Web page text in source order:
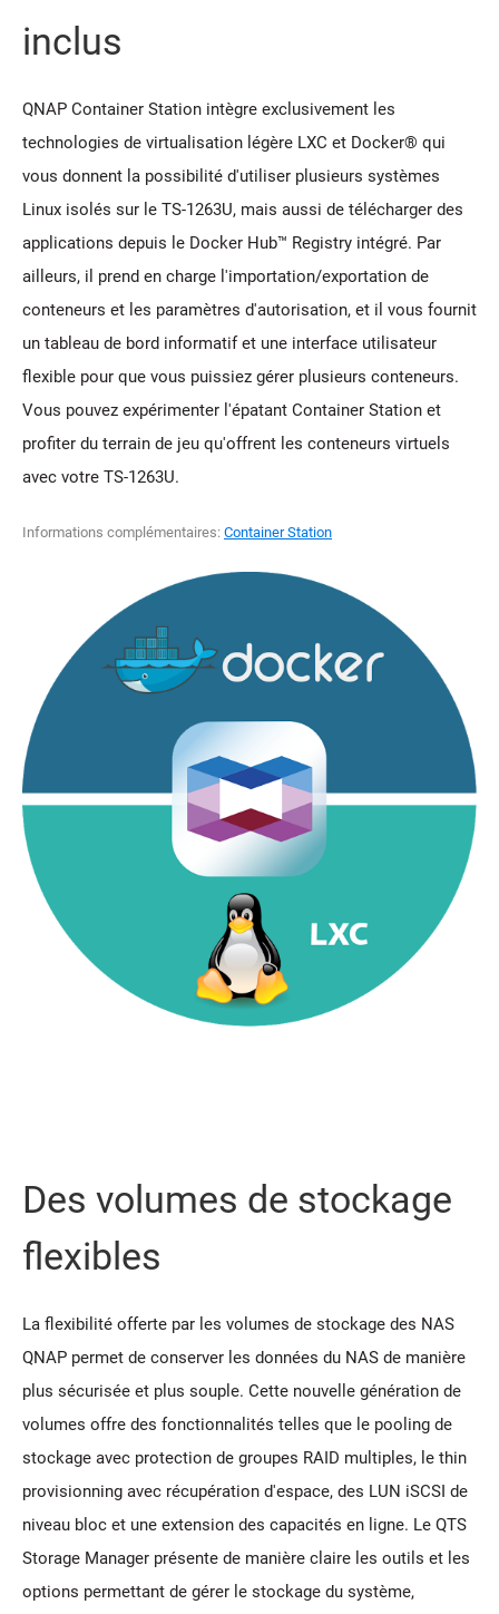
inclus
QNAP Container Station intègre exclusivement les
technologies de virtualisation légère LXC et Docker® qui
vous donnent la possibilité d'utiliser plusieurs systèmes
Linux isolés sur le TS-1263U, mais aussi de télécharger des
applications depuis le Docker Hub™ Registry intégré. Par
ailleurs, il prend en charge l'importation/exportation de
conteneurs et les paramètres d'autorisation, et il vous fournit
un tableau de bord informatif et une interface utilisateur
flexible pour que vous puissiez gérer plusieurs conteneurs.
Vous pouvez expérimenter l'épatant Container Station et
profiter du terrain de jeu qu'offrent les conteneurs virtuels
avec votre TS-1263U.
Informations complémentaires: Container Station
Des volumes de stockage
flexibles
La flexibilité offerte par les volumes de stockage des NAS
QNAP permet de conserver les données du NAS de manière
plus sécurisée et plus souple. Cette nouvelle génération de
volumes offre des fonctionnalités telles que le pooling de
stockage avec protection de groupes RAID multiples, le thin
provisionning avec récupération d'espace, des LUN iSCSI de
niveau bloc et une extension des capacités en ligne. Le QTS
Storage Manager présente de manière claire les outils et les
options permettant de gérer le stockage du système,